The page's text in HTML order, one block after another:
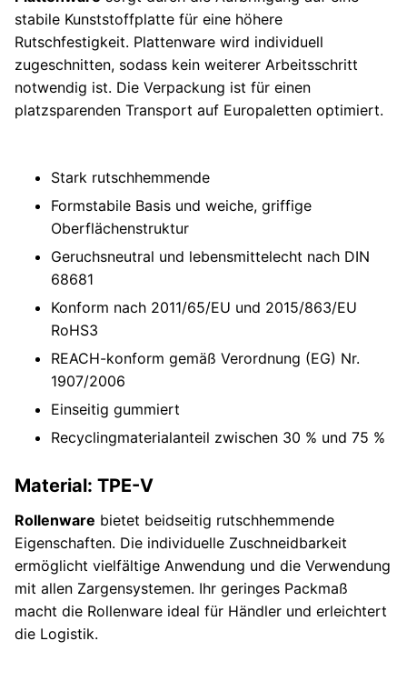
stabile Kunststoffplatte für eine höhere
Rutschfestigkeit. Plattenware wird individuell
zugeschnitten, sodass kein weiterer Arbeitsschritt
notwendig ist. Die Verpackung ist für einen
platzsparenden Transport auf Europaletten optimiert.
Stark rutschhemmende
Formstabile Basis und weiche, griffige
Oberflächenstruktur
Geruchsneutral und lebensmittelecht nach DIN
68681
Konform nach 2011/65/EU und 2015/863/EU
RoHS3
REACH-konform gemäß Verordnung (EG) Nr.
1907/2006
Einseitig gummiert
Recyclingmaterialanteil zwischen 30 % und 75 %
Material: TPE-V
Rollenware bietet beidseitig rutschhemmende
Eigenschaften. Die individuelle Zuschneidbarkeit
ermöglicht vielfältige Anwendung und die Verwendung
mit allen Zargensystemen. Ihr geringes Packmaß
macht die Rollenware ideal für Händler und erleichtert
die Logistik.